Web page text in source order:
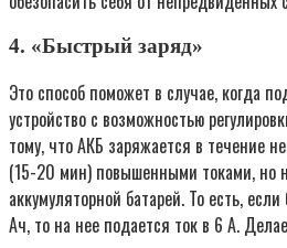
4. «Быстрый заряд»
Это способ поможет в случае, когда
устройство с возможностью
тому, что АКБ заряжается в течение
(15-20 мин) повышенными токами, но
аккумуляторной батарей. То есть,
Ач, то на нее подается ток в 6 А.